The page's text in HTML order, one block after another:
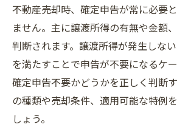
不動産売却時、確定申告が常に必要
ません。主に譲渡所得の有無や金額
判断されます。譲渡所得が発生しな
を満たすことで申告が不要になるケー
確定申告不要かどうかを正しく判断
の種類や売却条件、適用可能な特例
しょう。